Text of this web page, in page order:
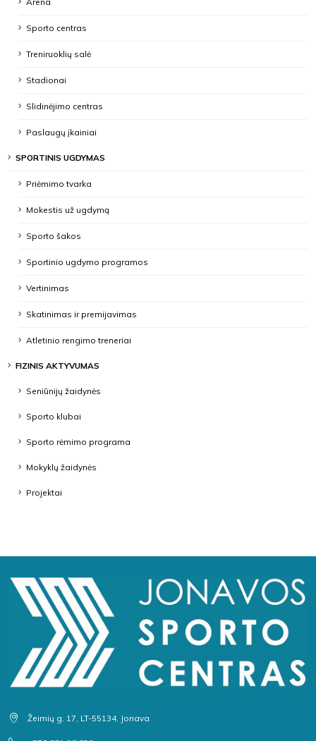
Sporto centras
Treniruoklių salė
Stadionai
Slidinėjimo centras
Paslaugų įkainiai
SPORTINIS UGDYMAS
Priėmimo tvarka
Mokestis už ugdymą
Sporto šakos
Sportinio ugdymo programos
Vertinimas
Skatinimas ir premijavimas
Atletinio rengimo treneriai
FIZINIS AKTYVUMAS
Seniūnijų žaidynės
Sporto klubai
Sporto rėmimo programa
Mokyklų žaidynės
Projektai
Žeimių g. 17, LT-55134, Jonava